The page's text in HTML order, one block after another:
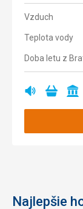
Vzduch
Teplota vody
Doba letu z
Ano Ano Ano
Ano
vody
03:50
Ano
od
Najlepšie